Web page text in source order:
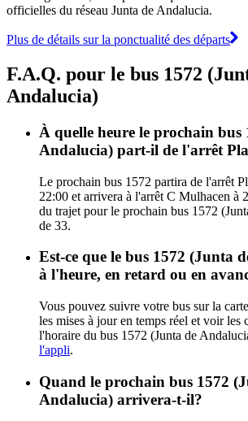
officielles du réseau Junta de Andalucia.
Plus de détails sur la ponctualité des départs
F.A.Q. pour le bus 1572
Andalucia)
À quelle heure le prochain bus
Andalucia) part-il de l'arrêt
Le prochain bus 1572 partira de l'arrêt
22:00 et arrivera à l'arrêt C Mulhacen à
du trajet pour le prochain bus 1572
de 33.
Est-ce que le bus 1572 (Junta
à l'heure, en retard ou en
Vous pouvez suivre votre bus sur la
les mises à jour en temps réel et voir les
l'horaire du bus 1572 (Junta de
l'appli.
Quand le prochain bus 1572
Andalucia) arrivera-t-il?